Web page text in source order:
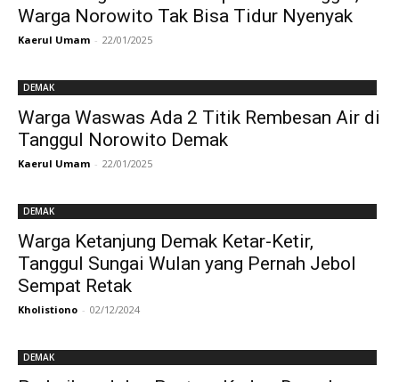
Warga Norowito Tak Bisa Tidur Nyenyak
Kaerul Umam - 22/01/2025
DEMAK
Warga Waswas Ada 2 Titik Rembesan Air di
Tanggul Norowito Demak
Kaerul Umam - 22/01/2025
DEMAK
Warga Ketanjung Demak Ketar-Ketir,
Tanggul Sungai Wulan yang Pernah Jebol
Sempat Retak
Kholistiono - 02/12/2024
DEMAK